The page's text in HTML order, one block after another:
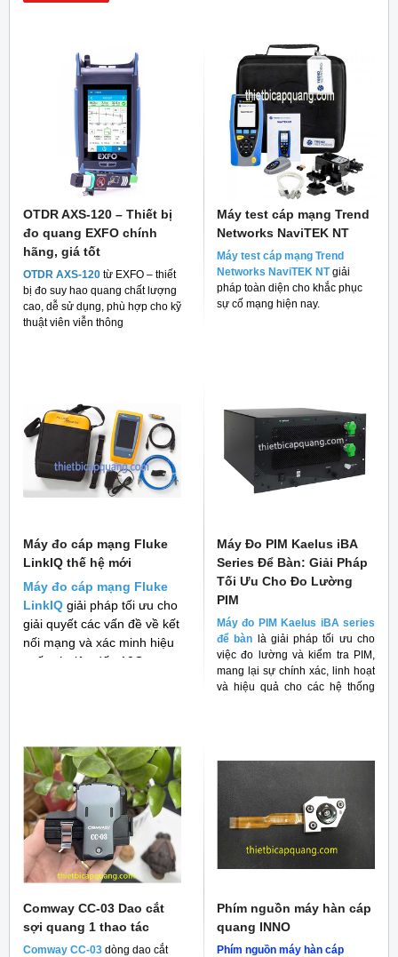
OTDR AXS-120 – Thiết bị
đo quang EXFO chính
hãng, giá tốt
OTDR AXS-120 từ EXFO – thiết
bị đo suy hao quang chất lượng
cao, dễ sử dụng, phù hợp cho kỹ
thuật viên viễn thông
Máy test cáp mạng Trend
Networks NaviTEK NT
Máy test cáp mạng Trend
Networks NaviTEK NT giải
pháp toàn diện cho khắc phục
sự cố mạng hiện nay.
Máy đo cáp mạng Fluke
LinkIQ thế hệ mới
Máy đo cáp mạng Fluke
LinkIQ giải pháp tối ưu cho
giải quyết các vấn đề về kết
nối mạng và xác minh hiệu
suất cáp lên đến 10G
Máy Đo PIM Kaelus iBA
Series Để Bàn: Giải Pháp
Tối Ưu Cho Đo Lường
PIM
Máy đo PIM Kaelus iBA series
để bàn là giải pháp tối ưu cho
việc đo lường và kiểm tra PIM,
mang lại sự chính xác, linh hoạt
và hiệu quả cho các hệ thống
Comway CC-03 Dao cắt
sợi quang 1 thao tác
Comway CC-03 dòng dao cắt
Phím nguồn máy hàn cáp
quang INNO
Phím nguồn máy hàn cáp